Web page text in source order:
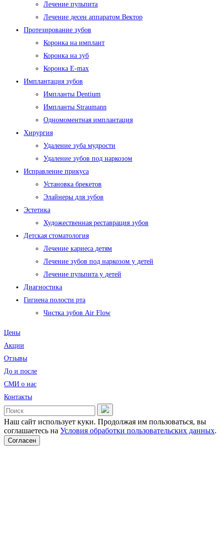
Лечение пульпита
Лечение десен аппаратом Вектор
Протезирование зубов
Коронка на имплант
Коронка на зуб
Коронка E-max
Имплантация зубов
Импланты Dentium
Импланты Straumann
Одномоментная имплантация
Хирургия
Удаление зуба мудрости
Удаление зубов под наркозом
Исправление прикуса
Установка брекетов
Элайнеры для зубов
Эстетика
Художественная реставрация зубов
Детская стоматология
Лечение кариеса детям
Лечение зубов под наркозом у детей
Лечение пульпита у детей
Диагностика
Гигиена полости рта
Чистка зубов Air Flow
Цены
Акции
Отзывы
До и после
CМИ о нас
Контакты
Наш сайт использует куки. Продолжая им пользоваться, вы
соглашаетесь на Условия обработки пользовательских данных.